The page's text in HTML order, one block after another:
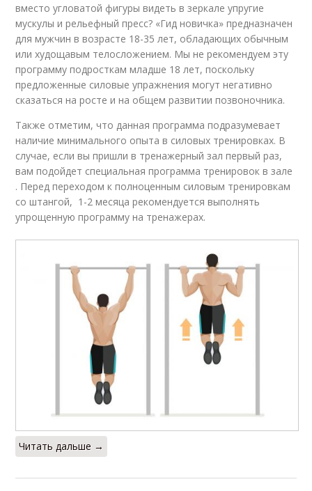
вместо угловатой фигуры видеть в зеркале упругие
мускулы и рельефный пресс? «Гид новичка» предназначен
для мужчин в возрасте 18-35 лет, обладающих обычным
или худощавым телосложением. Мы не рекомендуем эту
программу подросткам младше 18 лет, поскольку
предложенные силовые упражнения могут негативно
сказаться на росте и на общем развитии позвоночника.
Также отметим, что данная программа подразумевает
наличие минимального опыта в силовых тренировках. В
случае, если вы пришли в тренажерный зал первый раз,
вам подойдет специальная программа тренировок в зале
. Перед переходом к полноценным силовым тренировкам
со штангой, 1-2 месяца рекомендуется выполнять
упрощенную программу на тренажерах.
Читать дальше →